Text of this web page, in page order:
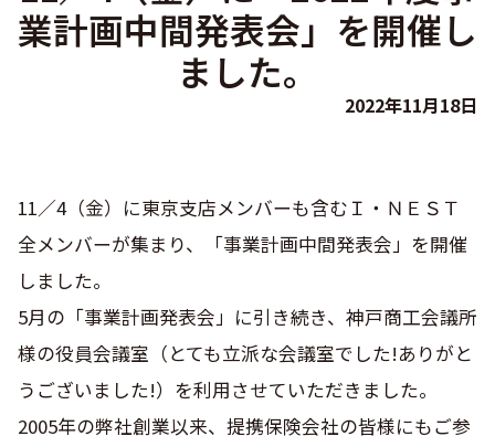
業計画中間発表会」を開催し
ました。
2022年11月18日
11／4（金）に東京支店メンバーも含むＩ・ＮＥＳＴ
全メンバーが集まり、「事業計画中間発表会」を開催
しました。
5月の「事業計画発表会」に引き続き、神戸商工会議所
様の役員会議室（とても立派な会議室でした!ありがと
うございました!）を利用させていただきました。
2005年の弊社創業以来、提携保険会社の皆様にもご参